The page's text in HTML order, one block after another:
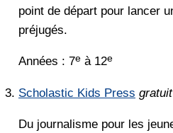
point de départ pour lancer
préjugés.
Années : 7e à 12e
Scholastic Kids Press gratuit
Du journalisme pour les